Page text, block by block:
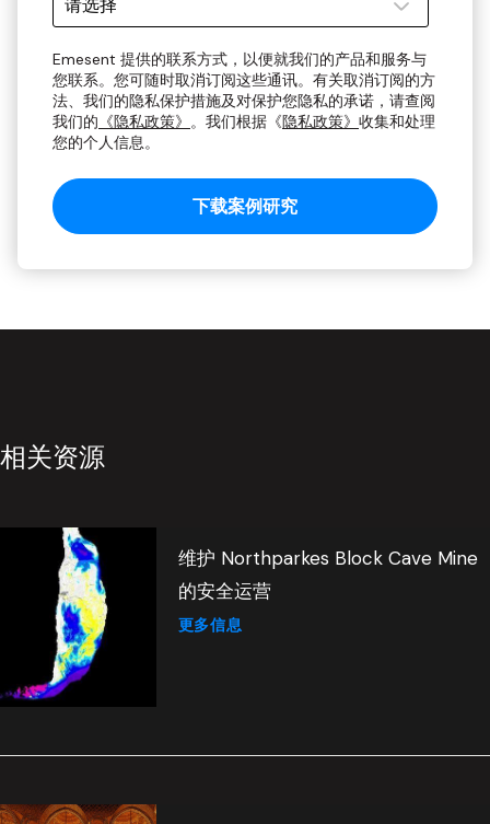
Emesent 提供的联系方式，以便就我们的产品和服务与
您联系。您可随时取消订阅这些通讯。有关取消订阅的方
法、我们的隐私保护措施及对保护您隐私的承诺，请查阅
我们的 《隐私政策》 。我们根据《隐私政策》 收集和处理
您的个人信息。
相关资源
维护 Northparkes Block Cave Mine
的安全运营
更多信息